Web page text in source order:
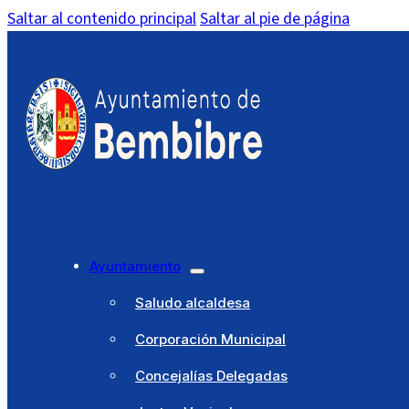
Saltar al contenido principalSaltar al pie de página
Ayuntamiento
Saludo alcaldesa
Corporación Municipal
Concejalías Delegadas